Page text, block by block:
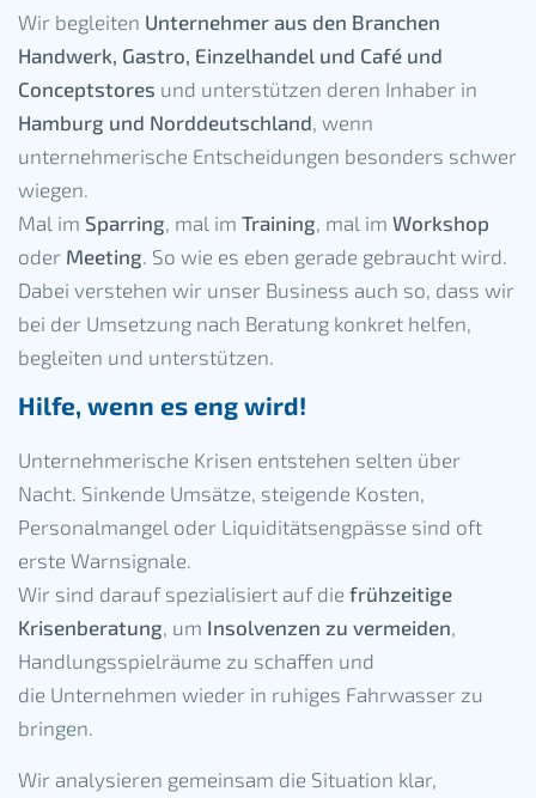
Wir begleiten Unternehmer aus den Branchen
Handwerk, Gastro, Einzelhandel und Café und
Conceptstores und unterstützen deren Inhaber in
Hamburg und Norddeutschland, wenn
unternehmerische Entscheidungen besonders schwer
wiegen.
Mal im Sparring, mal im Training, mal im Workshop
oder Meeting. So wie es eben gerade gebraucht wird.
Dabei verstehen wir unser Business auch so, dass wir
bei der Umsetzung nach Beratung konkret helfen,
begleiten und unterstützen.
Hilfe, wenn es eng wird!
Unternehmerische Krisen entstehen selten über
Nacht. Sinkende Umsätze, steigende Kosten,
Personalmangel oder Liquiditätsengpässe sind oft
erste Warnsignale.
Wir sind darauf spezialisiert auf die frühzeitige
Krisenberatung, um Insolvenzen zu vermeiden,
Handlungsspielräume zu schaffen und
die Unternehmen wieder in ruhiges Fahrwasser zu
bringen.
Wir analysieren gemeinsam die Situation klar,